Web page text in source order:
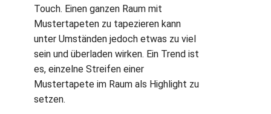
Touch. Einen ganzen Raum mit
Mustertapeten zu tapezieren kann
unter Umständen jedoch etwas zu viel
sein und überladen wirken. Ein Trend ist
es, einzelne Streifen einer
Mustertapete im Raum als Highlight zu
setzen.